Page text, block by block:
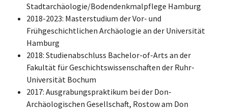
Stadtarchäologie/Bodendenkmalpflege Hamburg
2018-2023: Masterstudium der Vor- und
Frühgeschichtlichen Archäologie an der Universität
Hamburg
2018: Studienabschluss Bachelor-of-Arts an der
Fakultät für Geschichtswissenschaften der Ruhr-
Universität Bochum
2017: Ausgrabungspraktikum bei der Don-
Archäologischen Gesellschaft, Rostow am Don